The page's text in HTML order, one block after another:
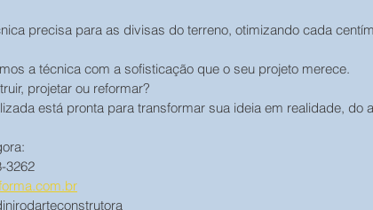
precisa para as divisas do terreno, otimizando cada
a técnica com a sofisticação que o seu projeto merece.
projetar ou reformar?
está pronta para transformar sua ideia em realidade, do
3262